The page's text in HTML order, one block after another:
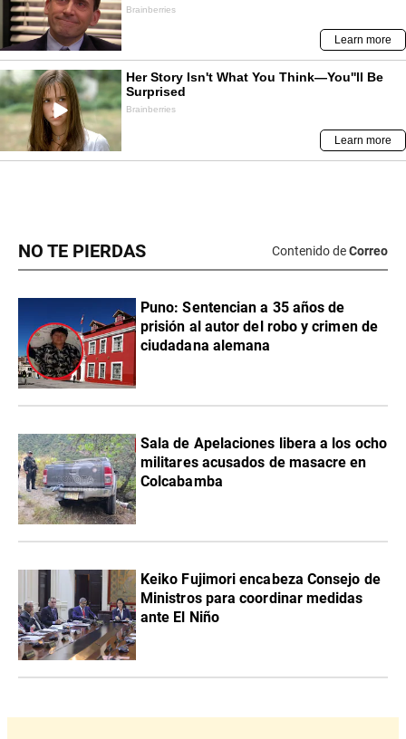
NO TE PIERDAS Contenido deCorreo
Puno: Sentencian a 35 años de
prisión al autor del robo y crimen de
ciudadana alemana
Sala de Apelaciones libera a los ocho
militares acusados de masacre en
Colcabamba
Keiko Fujimori encabeza Consejo de
Ministros para coordinar medidas
ante El Niño